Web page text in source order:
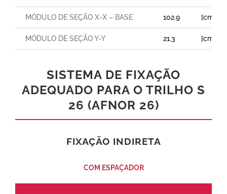
MÓDULO DE SEÇÃO X-X – BASE 102.9 [cm³]
MÓDULO DE SEÇÃO Y-Y 21.3 [cm³]
SISTEMA DE FIXAÇÃO
ADEQUADO PARA O TRILHO S
26 (AFNOR 26)
FIXAÇÃO INDIRETA
COM ESPAÇADOR